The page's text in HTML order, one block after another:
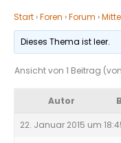
Start ›Foren ›Forum ›
Dieses Thema ist leer.
Ansicht von 1 Beitrag
Autor
22. Januar 2015 um